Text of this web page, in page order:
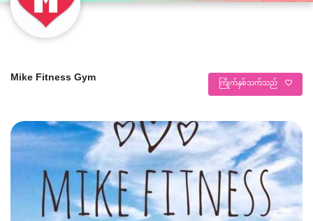
Mike Fitness Gym ကြိုက်နှစ်သက်သည်